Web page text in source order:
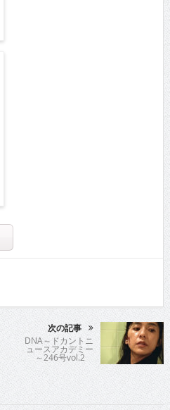
次の記事
DNA～ドカントニ
ュースアカデミー
～246号vol.2